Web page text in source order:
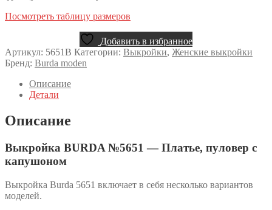
Посмотреть таблицу размеров
Добавить в избранное
Артикул: 5651B Категории: Выкройки, Женские выкройки
Бренд: Burda moden
Описание
Детали
Описание
Выкройка BURDA №5651 — Платье, пуловер с
капушоном
Выкройка Burda 5651 включает в себя несколько вариантов
моделей.